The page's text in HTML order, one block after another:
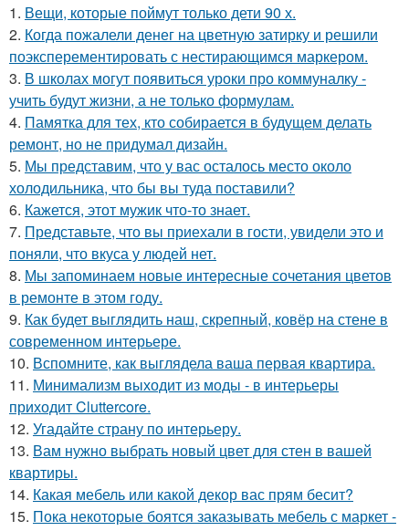
1. Вещи, которые поймут только дети 90 х.
2. Когда пожалели денег на цветную затирку и решили
поэксперементировать с нестирающимся маркером.
3. В школах могут появиться уроки про коммуналку -
учить будут жизни, а не только формулам.
4. Памятка для тех, кто собирается в будущем делать
ремонт, но не придумал дизайн.
5. Мы представим, что у вас осталось место около
холодильника, что бы вы туда поставили?
6. Кажется, этот мужик что-то знает.
7. Представьте, что вы приехали в гости, увидели это и
поняли, что вкуса у людей нет.
8. Мы запоминаем новые интересные сочетания цветов
в ремонте в этом году.
9. Как будет выглядить наш, скрепный, ковёр на стене в
современном интерьере.
10. Вспомните, как выглядела ваша первая квартира.
11. Минимализм выходит из моды - в интерьеры
приходит Cluttercore.
12. Угадайте страну по интерьеру.
13. Вам нужно выбрать новый цвет для стен в вашей
квартиры.
14. Какая мебель или какой декор вас прям бесит?
15. Пока некоторые боятся заказывать мебель с маркет -